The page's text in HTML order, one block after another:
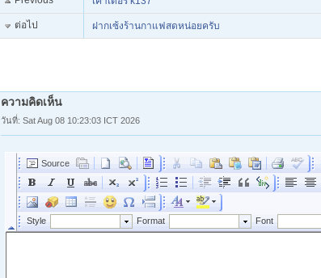
ต่อไป ฝากเซ้งร้านกาแฟสดหน่อยครับ
ความคิดเห็น
วันที่: Sat Aug 08 10:23:03 ICT 2026